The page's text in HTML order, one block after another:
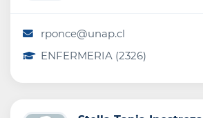
rponce@unap.cl
ENFERMERIA (2326)